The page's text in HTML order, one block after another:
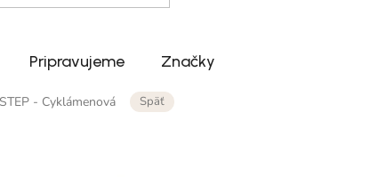
Pripravujeme Značky
- Cyklámenová Späť